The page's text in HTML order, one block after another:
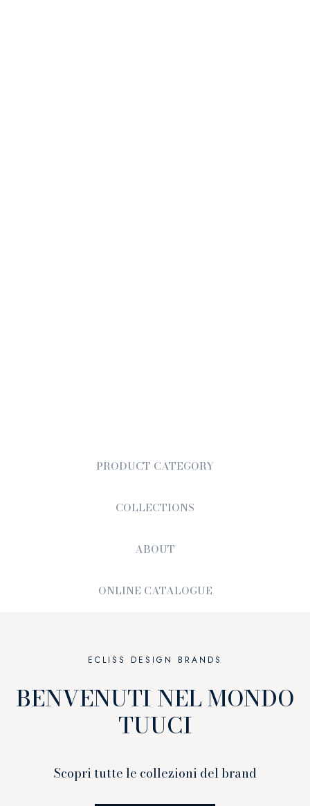
PRODUCT CATEGORY
COLLECTIONS
ABOUT
ONLINE CATALOGUE
ECLISS DESIGN BRANDS
BENVENUTI NEL MONDO
TUUCI
Scopri tutte le collezioni del brand